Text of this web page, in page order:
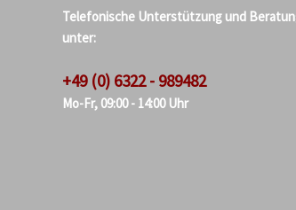
Telefonische Unterstützung und
unter:
+49 (0) 6322 - 989482
Mo-Fr, 09:00 - 14:00 Uhr